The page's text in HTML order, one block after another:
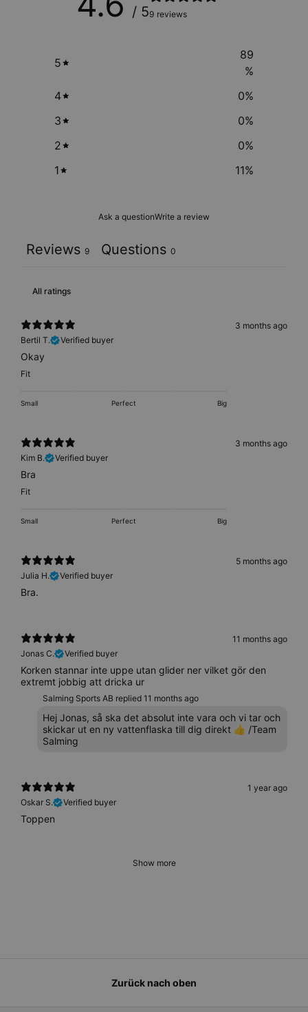
/ 59 reviews
5
89
%
4
0%
3
0%
2
0%
1
11%
Ask a questionWrite a review
Reviews 9 Questions 0
3 months ago
Bertil T.
Verified buyer
Okay
Fit
Small Perfect Big
3 months ago
Kim B.
Verified buyer
Bra
Fit
Small Perfect Big
5 months ago
Julia H.
Verified buyer
Bra.
11 months ago
Jonas C.
Verified buyer
Korken stannar inte uppe utan glider ner vilket gör den
extremt jobbig att dricka ur
Salming Sports AB replied 11 months ago
Hej Jonas, så ska det absolut inte vara och vi tar och
skickar ut en ny vattenflaska till dig direkt 👍 /Team
Salming
1 year ago
Oskar S.
Verified buyer
Toppen
Show more
Zurück nach oben